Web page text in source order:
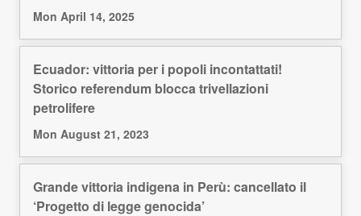
Mon April 14, 2025
Ecuador: vittoria per i popoli incontattati!
Storico referendum blocca trivellazioni
petrolifere
Mon August 21, 2023
Grande vittoria indigena in Perù: cancellato il
‘Progetto di legge genocida’